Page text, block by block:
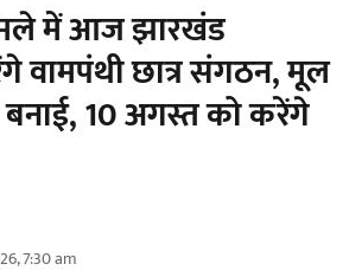
में आज झारखंड
वामपंथी छात्र संगठन, मूल
बनाई, 10 अगस्त को करेंगे
7:30 am